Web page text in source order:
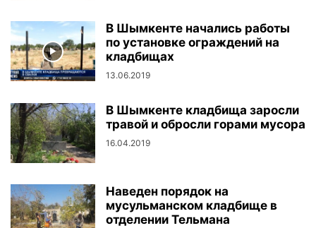
В Шымкенте начались работы
по установке ограждений на
кладбищах
13.06.2019
В Шымкенте кладбища заросли
травой и обросли горами мусора
16.04.2019
Наведен порядок на
мусульманском кладбище в
отделении Тельмана